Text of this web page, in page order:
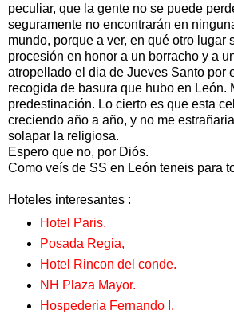
peculiar, que la gente no se puede
seguramente no encontrarán en
mundo, porque a ver, en qué otro lugar
procesión en honor a un borracho y a
atropellado el dia de Jueves Santo por
recogida de basura que hubo en León.
predestinación. Lo cierto es que esta
creciendo año a año, y no me
solapar la religiosa.
Espero que no, por Diós.
Como veís de SS en León teneis para
Hoteles interesantes :
Hotel Paris.
Posada Regia,
Hotel Rincon del conde.
NH Plaza Mayor.
Hospederia Fernando I.